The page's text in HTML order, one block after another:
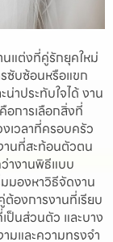
นแต่งที่คู่รักยุคใหม่
ซับซ้อนหรือแขก
าประทับใจได้ งาน
อการเลือกสิ่งที่
เวลาที่ครอบครัว
านที่สะท้อนตัวตน
างานพิธีแบบ
มองหาวิธีจัดงาน
องการงานที่เรียบ
ป็นส่วนตัว และบาง
และความทรงจำ